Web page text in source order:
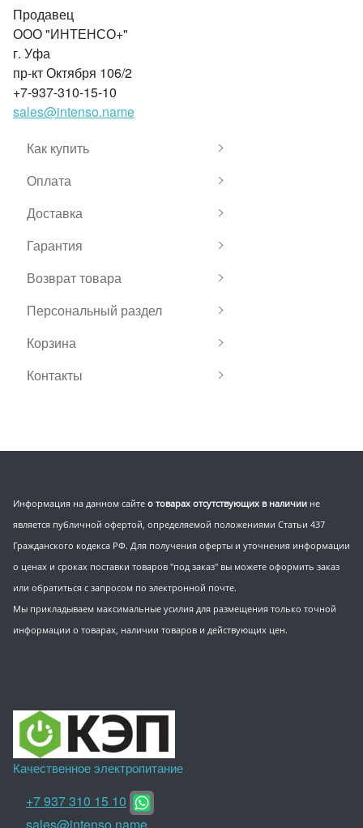
Продавец
ООО "ИНТЕНСО+"
г. Уфа
пр-кт Октября 106/2
+7-937-310-15-10
sales@intenso.name
Как купить
Оплата
Доставка
Гарантия
Возврат товара
Персональный раздел
Корзина
Контакты
Информация на данном сайте о товарах отсутствующих в наличии не
является публичной офертой, определяемой положениями Статьи 437
Гражданского кодекса РФ. Для получения оферты и уточнения информации
о ценах и сроках поставки товаров "под заказ" вы можете оформить заказ
или обратиться с запросом по электронной почте.
Мы прикладываем максимальные усилия для размещения только точной
информации о товарах, наличии товаров и действующих цен.
Качественное электропитание
+7 937 310 15 10